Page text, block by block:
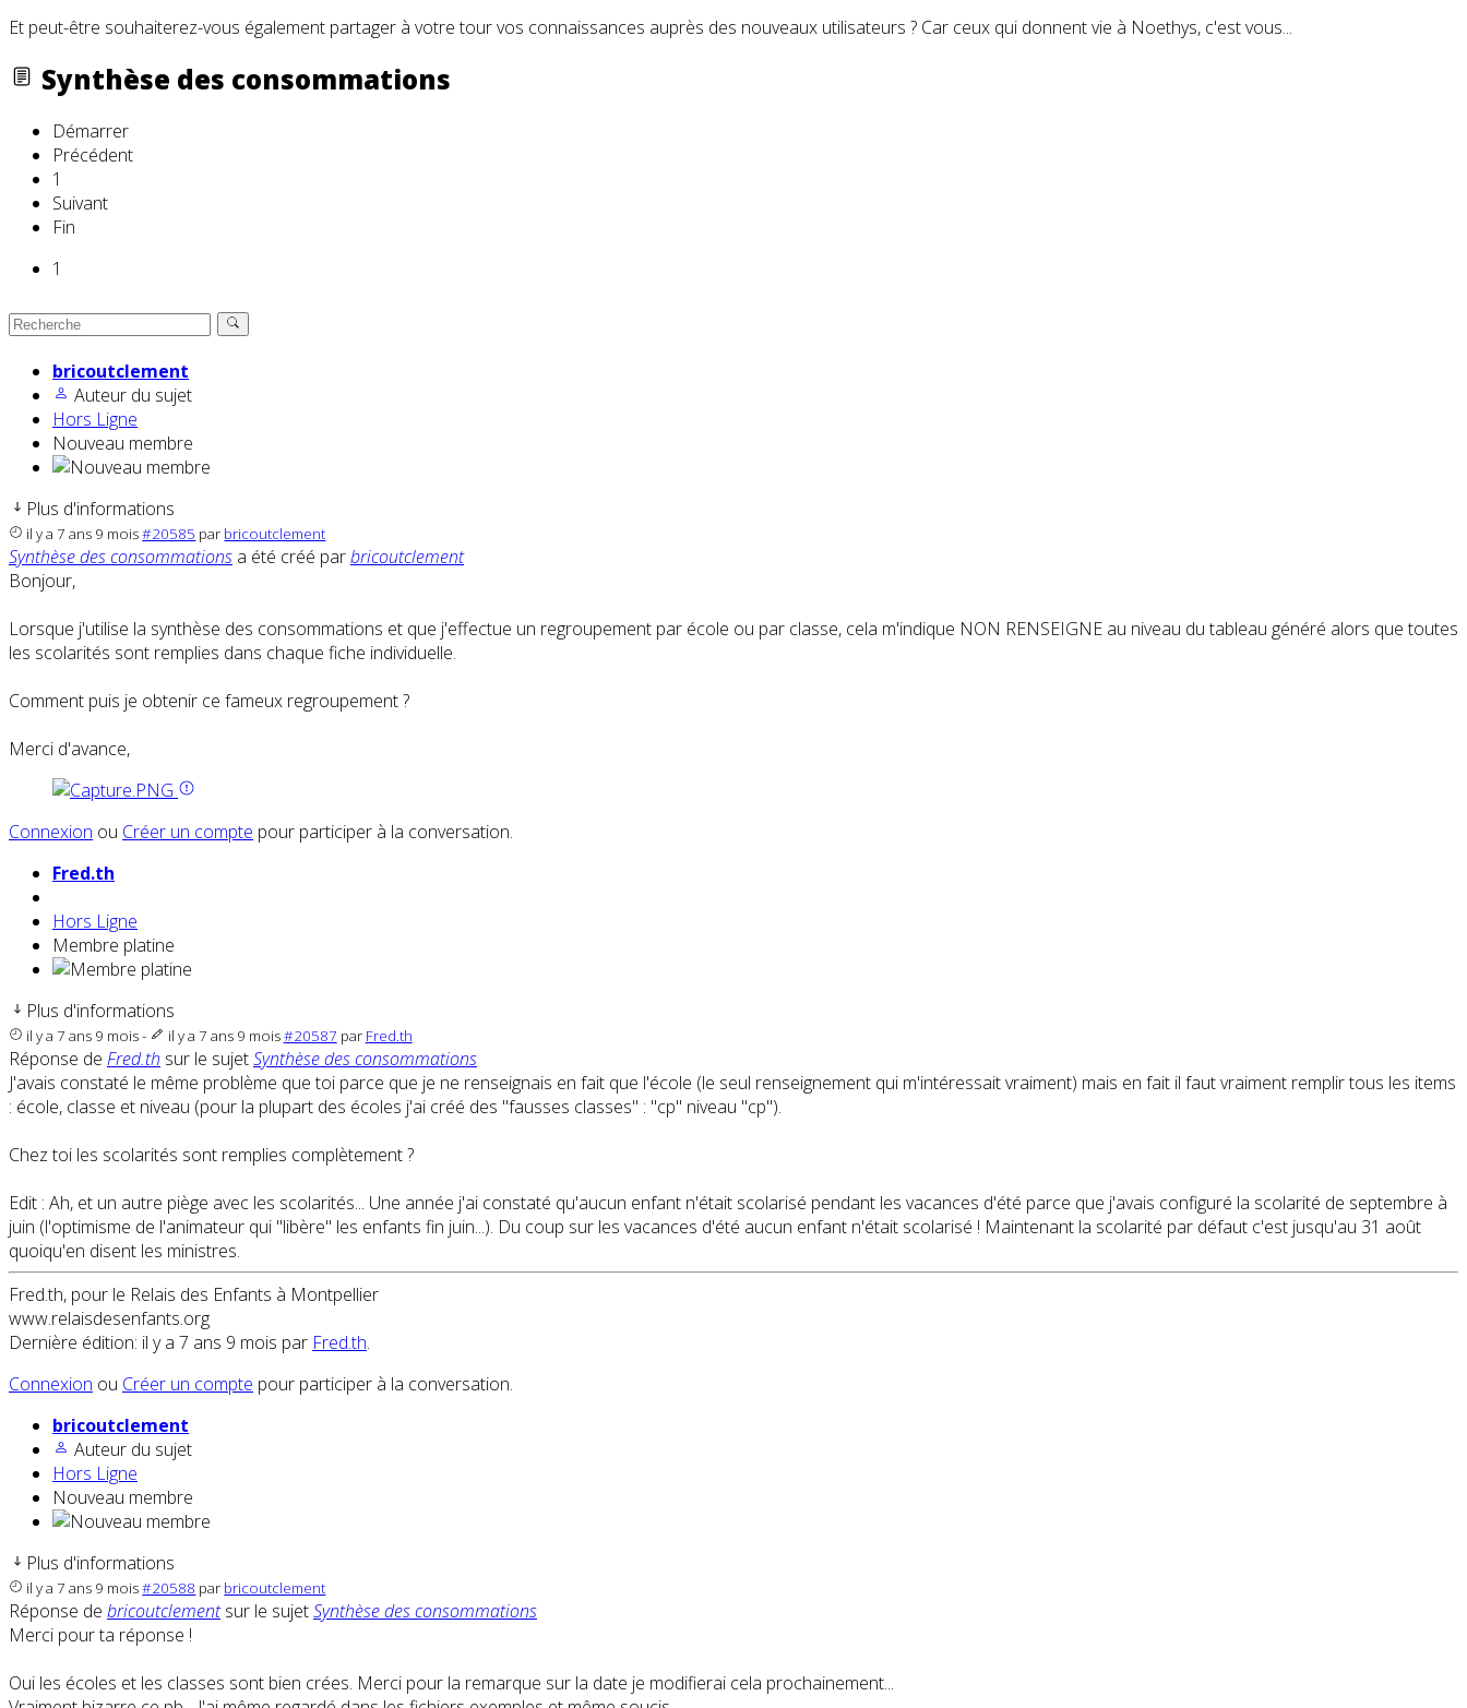
Et peut-être souhaiterez-vous également partager à votre tour vos connaissances auprès des nouveaux utilisateurs ? Car ceux qui donnent vie à Noethys, c'est vous...
Synthèse des consommations
Démarrer
Précédent
1
Suivant
Fin
1
bricoutclement
Auteur du sujet
Hors Ligne
Nouveau membre
Plus d'informations
il y a 7 ans 9 mois#20585 par bricoutclement
Synthèse des consommations a été créé parbricoutclement
Bonjour,
Lorsque j'utilise la synthèse des consommations et que j'effectue un regroupement par école ou par classe, cela m'indique NON RENSEIGNE au niveau du tableau généré alors que toutes
les scolarités sont remplies dans chaque fiche individuelle.
Comment puis je obtenir ce fameux regroupement ?
Merci d'avance,
Connexion ou Créer un compte pour participer à la conversation.
Fred.th
Hors Ligne
Membre platine
Plus d'informations
il y a 7 ans 9 mois- il y a 7 ans 9 mois#20587 par Fred.th
Réponse de Fred.th sur le sujetSynthèse des consommations
J'avais constaté le même problème que toi parce que je ne renseignais en fait que l'école (le seul renseignement qui m'intéressait vraiment) mais en fait il faut vraiment remplir tous les items
: école, classe et niveau (pour la plupart des écoles j'ai créé des "fausses classes" : "cp" niveau "cp").
Chez toi les scolarités sont remplies complètement ?
Edit : Ah, et un autre piège avec les scolarités... Une année j'ai constaté qu'aucun enfant n'était scolarisé pendant les vacances d'été parce que j'avais configuré la scolarité de septembre à
juin (l'optimisme de l'animateur qui "libère" les enfants fin juin...). Du coup sur les vacances d'été aucun enfant n'était scolarisé ! Maintenant la scolarité par défaut c'est jusqu'au 31 août
quoiqu'en disent les ministres.
Fred.th, pour le Relais des Enfants à Montpellier
www.relaisdesenfants.org
Dernière édition: il y a 7 ans 9 mois par Fred.th.
Connexion ou Créer un compte pour participer à la conversation.
bricoutclement
Auteur du sujet
Hors Ligne
Nouveau membre
Plus d'informations
il y a 7 ans 9 mois#20588 par bricoutclement
Réponse de bricoutclementsur le sujetSynthèse des consommations
Merci pour ta réponse !
Oui les écoles et les classes sont bien crées. Merci pour la remarque sur la date je modifierai cela prochainement...